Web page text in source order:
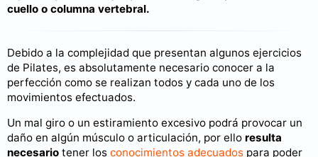
cuello o columna vertebral.
Debido a la complejidad que presentan algunos ejercicios
de Pilates, es absolutamente necesario conocer a la
perfección como se realizan todos y cada uno de los
movimientos efectuados.
Un mal giro o un estiramiento excesivo podrá provocar un
daño en algún músculo o articulación, por ello resulta
necesario tener los conocimientos adecuados para poder